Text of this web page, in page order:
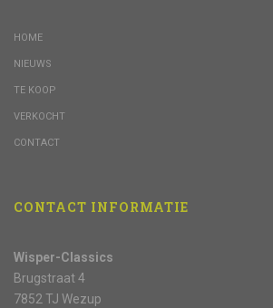
HOME
NIEUWS
TE KOOP
VERKOCHT
CONTACT
CONTACT INFORMATIE
Wisper-Classics
Brugstraat 4
7852 TJ Wezup